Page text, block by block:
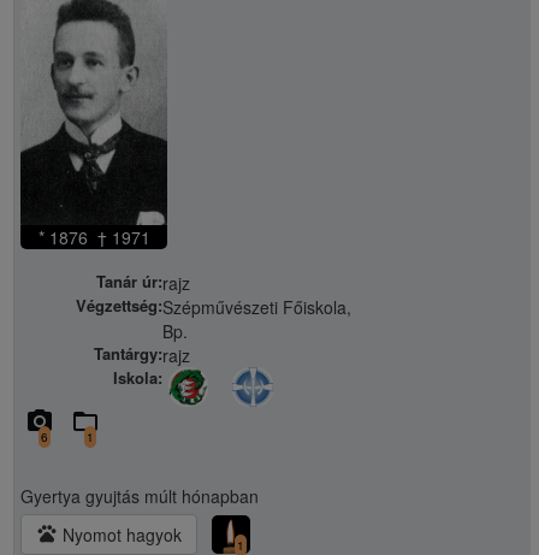
* 1876 † 1971
Tanár úr:rajz
Végzettség:Szépművészeti Főiskola,
Bp.
Tantárgy:rajz
Iskola:
camera_alt
6
folder_open
1
Gyertya gyujtás múlt hónapban
pets Nyomot hagyok 1